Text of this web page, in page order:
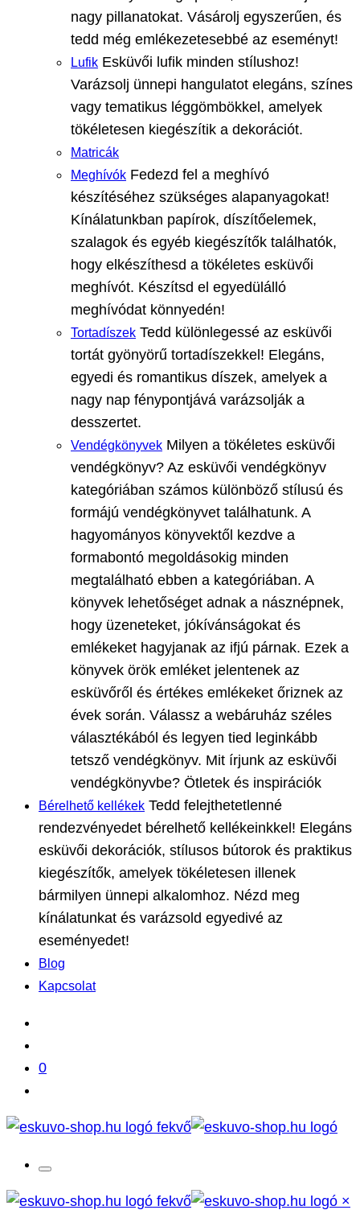
nagy pillanatokat. Vásárolj egyszerűen, és
tedd még emlékezetesebbé az eseményt!
Lufik Esküvői lufik minden stílushoz!
Varázsolj ünnepi hangulatot elegáns, színes
vagy tematikus léggömbökkel, amelyek
tökéletesen kiegészítik a dekorációt.
Matricák
Meghívók Fedezd fel a meghívó
készítéséhez szükséges alapanyagokat!
Kínálatunkban papírok, díszítőelemek,
szalagok és egyéb kiegészítők találhatók,
hogy elkészíthesd a tökéletes esküvői
meghívót. Készítsd el egyedülálló
meghívódat könnyedén!
Tortadíszek Tedd különlegessé az esküvői
tortát gyönyörű tortadíszekkel! Elegáns,
egyedi és romantikus díszek, amelyek a
nagy nap fénypontjává varázsolják a
desszertet.
Vendégkönyvek Milyen a tökéletes esküvői
vendégkönyv? Az esküvői vendégkönyv
kategóriában számos különböző stílusú és
formájú vendégkönyvet találhatunk. A
hagyományos könyvektől kezdve a
formabontó megoldásokig minden
megtalálható ebben a kategóriában. A
könyvek lehetőséget adnak a násznépnek,
hogy üzeneteket, jókívánságokat és
emlékeket hagyjanak az ifjú párnak. Ezek a
könyvek örök emléket jelentenek az
esküvőről és értékes emlékeket őriznek az
évek során. Válassz a webáruház széles
választékából és legyen tied leginkább
tetsző vendégkönyv. Mit írjunk az esküvői
vendégkönyvbe? Ötletek és inspirációk
Bérelhető kellékek Tedd felejthetetlenné
rendezvényedet bérelhető kellékeinkkel! Elegáns
esküvői dekorációk, stílusos bútorok és praktikus
kiegészítők, amelyek tökéletesen illenek
bármilyen ünnepi alkalomhoz. Nézd meg
kínálatunkat és varázsold egyedivé az
eseményedet!
Blog
Kapcsolat
0
×